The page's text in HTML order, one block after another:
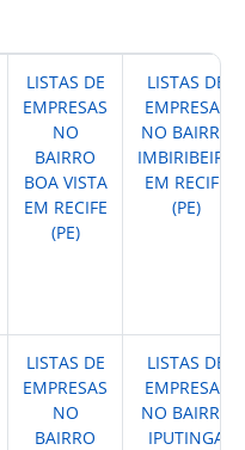
LISTAS DE
EMPRESAS
NO
BAIRRO
BOA VISTA
EM RECIFE
(PE)
LISTAS DE
EMPRESAS
NO BAIRRO
IMBIRIBEIRA
EM RECIFE
(PE)
LISTAS DE
EMPRESAS
NO
BAIRRO
LISTAS DE
EMPRESAS
NO BAIRRO
IPUTINGA